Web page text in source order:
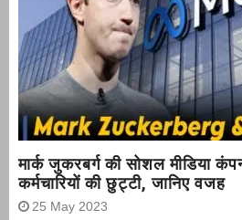
मार्क जुकरबर्ग की सोशल मीडिया
कर्मचारियों की छुट्टी, जानिए वजह
25 May 2023